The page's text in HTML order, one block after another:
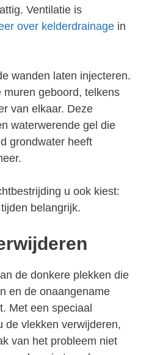
Ventilatie is
over kelderdrainage in
wanden laten injecteren.
muren geboord, telkens
van elkaar. Deze
waterwerende gel die
grondwater heeft
u ook kiest:
belangrijk.
de donkere plekken die
en de onaangename
Met een speciaal
de vlekken verwijderen,
van het probleem niet